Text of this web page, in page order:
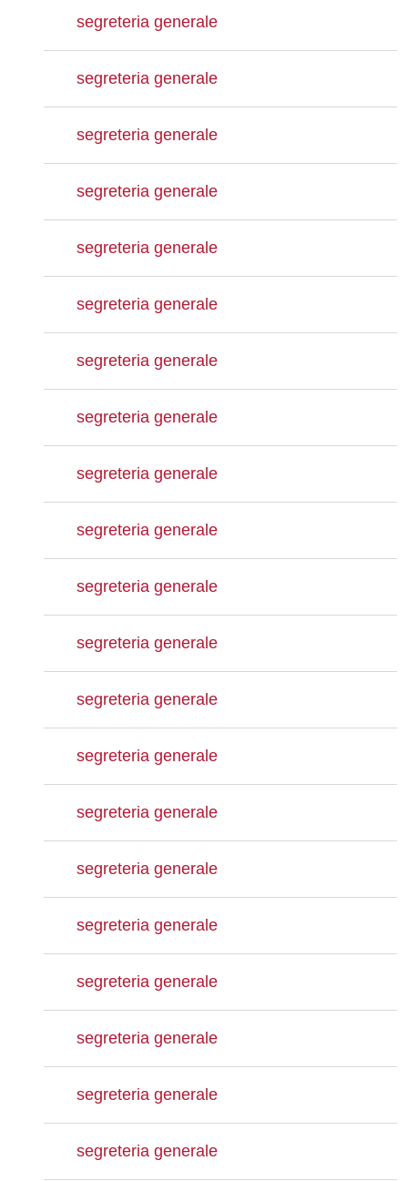
segreteria generale
segreteria generale
segreteria generale
segreteria generale
segreteria generale
segreteria generale
segreteria generale
segreteria generale
segreteria generale
segreteria generale
segreteria generale
segreteria generale
segreteria generale
segreteria generale
segreteria generale
segreteria generale
segreteria generale
segreteria generale
segreteria generale
segreteria generale
segreteria generale